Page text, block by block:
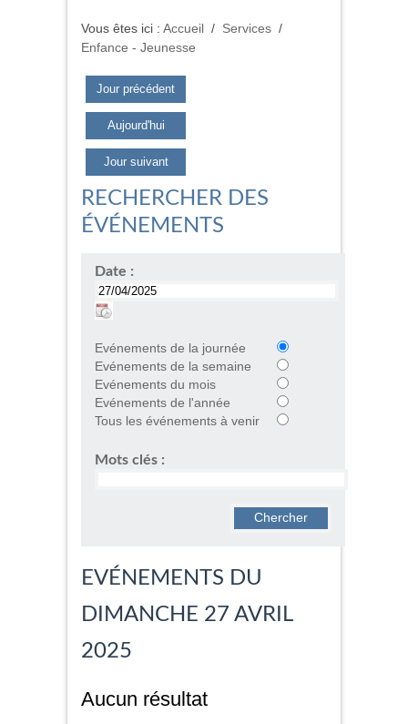
Vous êtes ici : Accueil / Services /
Enfance - Jeunesse
Jour précédent
Aujourd'hui
Jour suivant
RECHERCHER DES
ÉVÉNEMENTS
Date :
Evénements de la journée
Evénements de la semaine
Evénements du mois
Evénements de l'année
Tous les événements à venir
Mots clés :
EVÉNEMENTS DU
DIMANCHE 27 AVRIL
2025
Aucun résultat